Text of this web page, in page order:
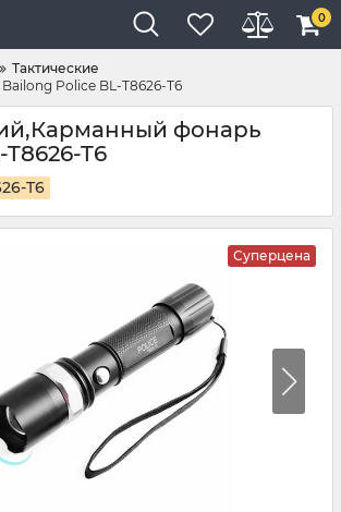
0
Тактические
Police BL-T8626-T6
фонарь
T6
T6
Суперцена